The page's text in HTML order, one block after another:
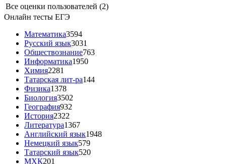
Все оценки пользователей (2)
Онлайн тесты ЕГЭ
Математика3594
Русский язык3031
Обществознание763
Информатика1950
Химия2281
Татарская лит-ра144
Физика1378
Биология3502
География932
История2322
Литература1367
Английский язык1948
Немецкий язык579
Татарский язык520
МХК201